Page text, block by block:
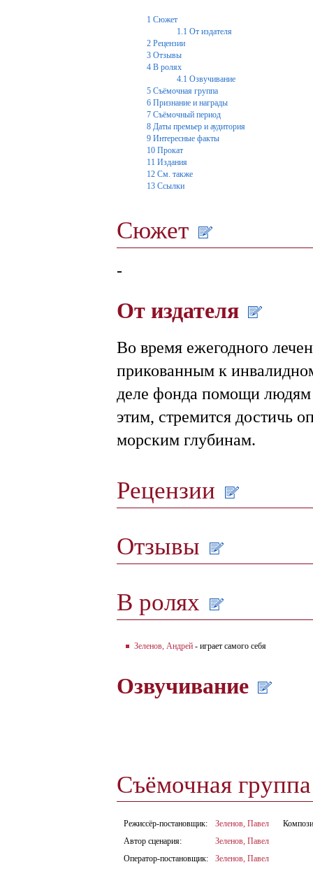
1 Сюжет
1.1 От издателя
2 Рецензии
3 Отзывы
4 В ролях
4.1 Озвучивание
5 Съёмочная группа
6 Признание и награды
7 Съёмочный период
8 Даты премьер и аудитория
9 Интересные факты
10 Прокат
11 Издания
12 См. также
13 Ссылки
Сюжет
-
От издателя
Во время ежегодного
прикованным к
деле фонда помощи людям
этим, стремится достичь
морским глубинам.
Рецензии
Отзывы
В ролях
Зеленов, Андрей - играет самого себя
Озвучивание
Съёмочная
Режиссёр-постановщик:
Зеленов, Павел
Автор сценария:
Зеленов, Павел
Оператор-постановщик:
Зеленов, Павел